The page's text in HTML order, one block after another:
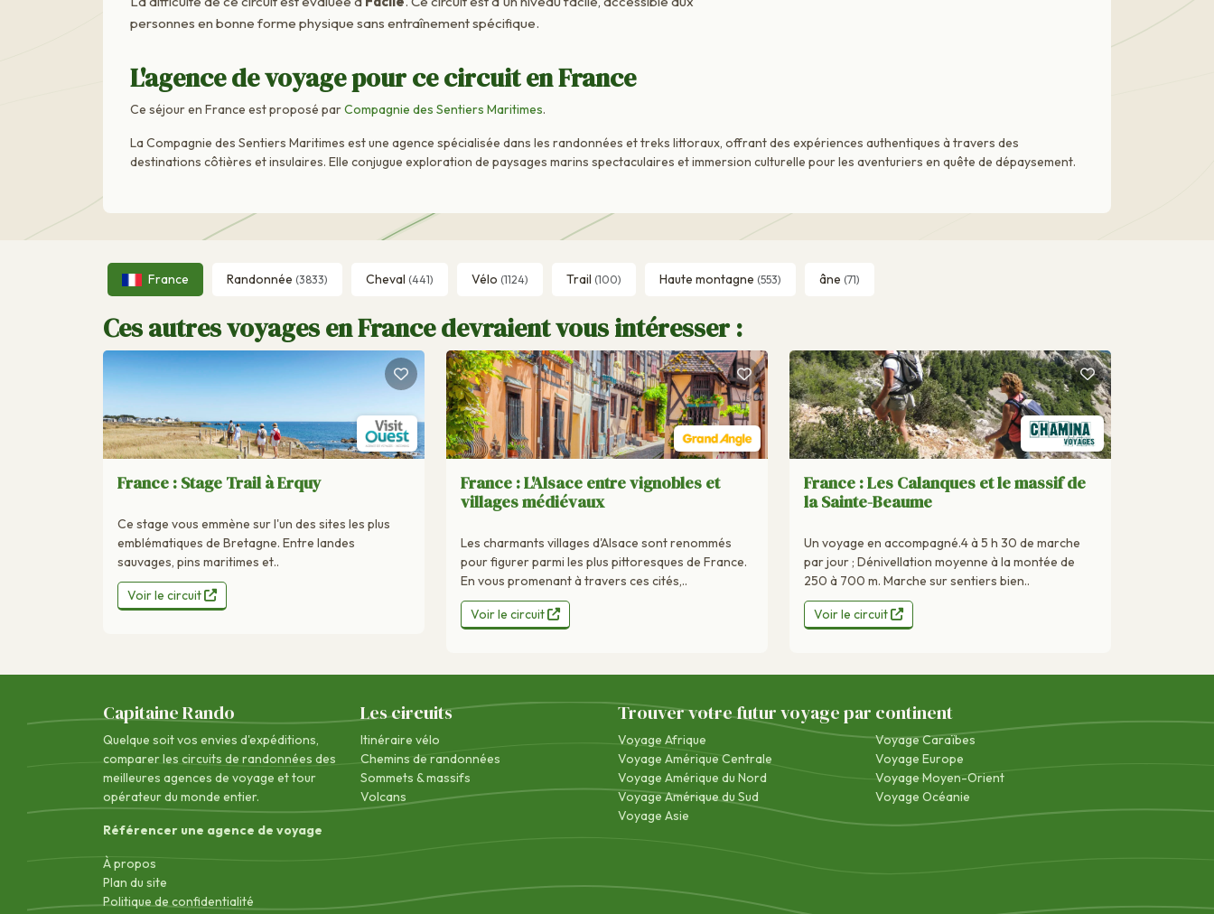
personnes en bonne forme physique sans entraînement spécifique.
L'agence de voyage pour ce circuit en France
Ce séjour en France est proposé parCompagnie des Sentiers Maritimes.
La Compagnie des Sentiers Maritimes est une agence spécialisée dans les randonnées et treks littoraux, offrant des expériences authentiques à travers des
destinations côtières et insulaires. Elle conjugue exploration de paysages marins spectaculaires et immersion culturelle pour les aventuriers en quête de dépaysement.
France Randonnée (3833) Cheval (441) Vélo (1124) Trail (100) Haute montagne (553) âne (71)
Ces autres voyages en France devraient vous intéresser :
France : Stage Trail à Erquy
Ce stage vous emmène sur l'un des sites les plus
emblématiques de Bretagne. Entre landes
sauvages, pins maritimes et..
Voir le circuit
France : L'Alsace entre vignobles et
villages médiévaux
Les charmants villages d'Alsace sont renommés
pour figurer parmi les plus pittoresques de France.
En vous promenant à travers ces cités,..
Voir le circuit
France : Les Calanques et le massif de
la Sainte-Beaume
Un voyage en accompagné.4 à 5 h 30 de marche
par jour ; Dénivellation moyenne à la montée de
250 à 700 m. Marche sur sentiers bien..
Voir le circuit
Capitaine Rando
Quelque soit vos envies d'expéditions,
comparer les circuits de randonnées des
meilleures agences de voyage et tour
opérateur du monde entier.
Référencer une agence de voyage
À propos
Plan du site
Politique de confidentialité
Les circuits
Itinéraire vélo
Chemins de randonnées
Sommets & massifs
Volcans
Trouver votre futur voyage par continent
Voyage Afrique
Voyage Amérique Centrale
Voyage Amérique du Nord
Voyage Amérique du Sud
Voyage Asie
Voyage Caraïbes
Voyage Europe
Voyage Moyen-Orient
Voyage Océanie